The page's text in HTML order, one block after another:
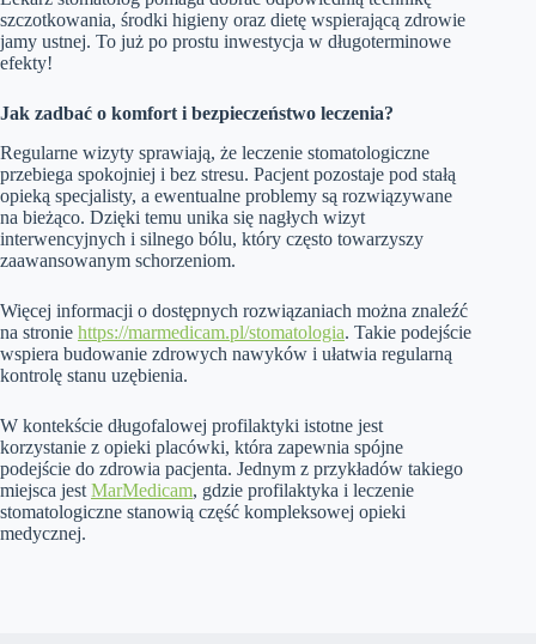
szczotkowania, środki higieny oraz dietę wspierającą zdrowie
jamy ustnej. To już po prostu inwestycja w długoterminowe
efekty!
Jak zadbać o komfort i bezpieczeństwo leczenia?
Regularne wizyty sprawiają, że leczenie stomatologiczne
przebiega spokojniej i bez stresu. Pacjent pozostaje pod stałą
opieką specjalisty, a ewentualne problemy są rozwiązywane
na bieżąco. Dzięki temu unika się nagłych wizyt
interwencyjnych i silnego bólu, który często towarzyszy
zaawansowanym schorzeniom.
Więcej informacji o dostępnych rozwiązaniach można znaleźć
na stronie https://marmedicam.pl/stomatologia. Takie podejście
wspiera budowanie zdrowych nawyków i ułatwia regularną
kontrolę stanu uzębienia.
W kontekście długofalowej profilaktyki istotne jest
korzystanie z opieki placówki, która zapewnia spójne
podejście do zdrowia pacjenta. Jednym z przykładów takiego
miejsca jest MarMedicam, gdzie profilaktyka i leczenie
stomatologiczne stanowią część kompleksowej opieki
medycznej.